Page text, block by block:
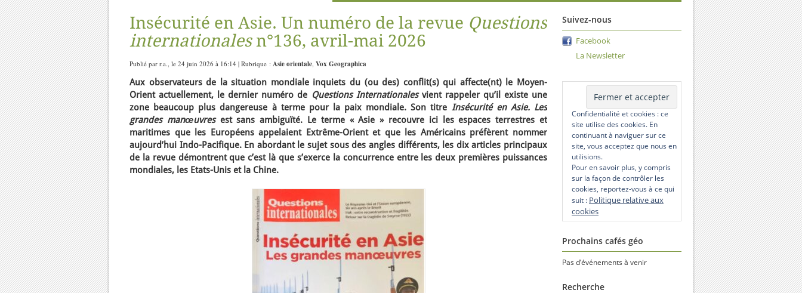
Insécurité en Asie. Un numéro de la revue Questions
internationalesn°136, avril-mai 2026
Publié par r.a., le 24 juin 2026 à 16:14 | Rubrique : Asie orientale, Vox Geographica
Aux observateurs de la situation mondiale inquiets du (ou des) conflit(s) qui affecte(nt) le Moyen-
Orient actuellement, le dernier numéro de Questions Internationales vient rappeler qu’il existe une
zone beaucoup plus dangereuse à terme pour la paix mondiale. Son titre Insécurité en Asie. Les
grandes manœuvres est sans ambiguïté. Le terme « Asie » recouvre ici les espaces terrestres et
maritimes que les Européens appelaient Extrême-Orient et que les Américains préfèrent nommer
aujourd’hui Indo-Pacifique. En abordant le sujet sous des angles différents, les dix articles principaux
de la revue démontrent que c’est là que s’exerce la concurrence entre les deux premières puissances
mondiales, les Etats-Unis et la Chine.
Suivez-nous
Facebook
La Newsletter
Confidentialité et cookies : ce
site utilise des cookies. En
continuant à naviguer sur ce
site, vous acceptez que nous en
utilisions.
Pour en savoir plus, y compris
sur la façon de contrôler les
cookies, reportez-vous à ce qui
suit : Politique relative aux
cookies
Prochains cafés géo
Pas d’événements à venir
Recherche